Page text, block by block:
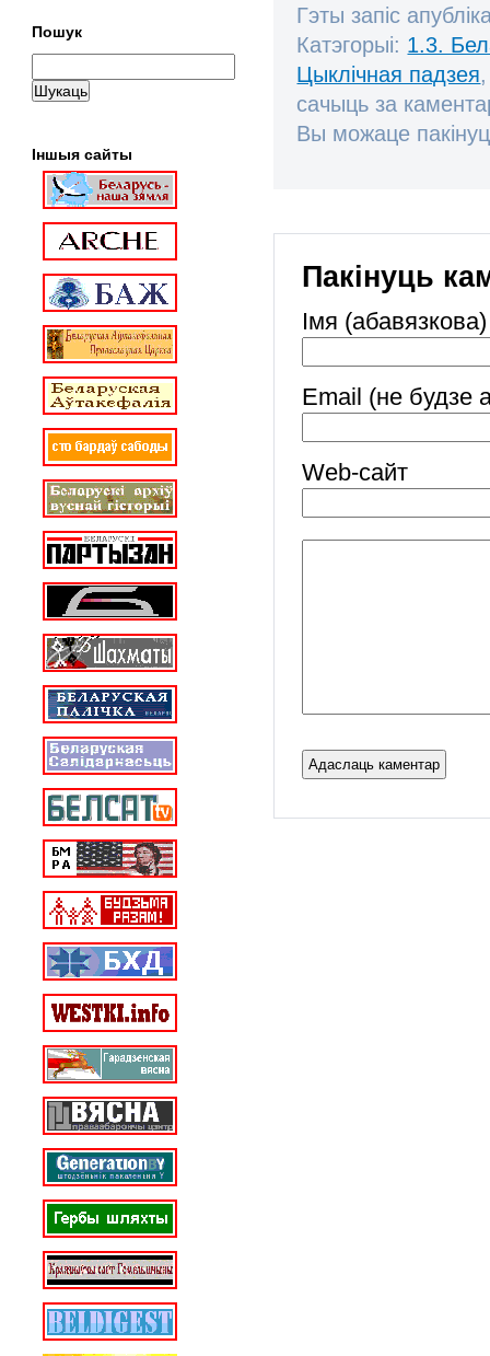
Гэты запіс
Катэгорыі: 1.3.
Цыклічная падзея
сачыць за
Вы можаце
Пакінуць
Імя (абавязкова)
Email (не будзе
Web-cайт
Пошук
Іншыя сайты